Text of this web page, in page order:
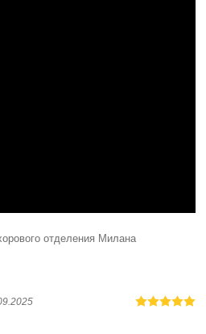
отделения Милана